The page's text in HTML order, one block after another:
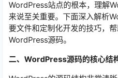
WordPress站点的根本，理解
来说至关重要。下面深入解析
要文件和定制化开发的技巧，
WordPress源码。
二、WordPress源码的核心结